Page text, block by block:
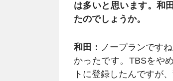
は多いと思います。和
たのでしょうか。
和田： ノープランです
かったです。TBSをや
トに登録したんですが